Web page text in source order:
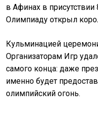
в Афинах в присутствии
Олимпиаду открыл
Кульминацией
Организаторам Игр
самого конца: даже
именно будет
олимпийский огонь.